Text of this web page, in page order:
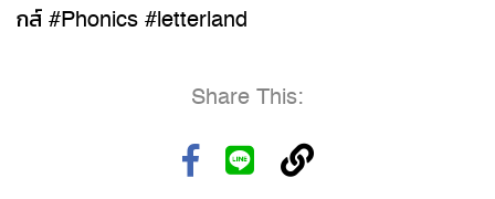
กส์ #Phonics #letterland
Share This: